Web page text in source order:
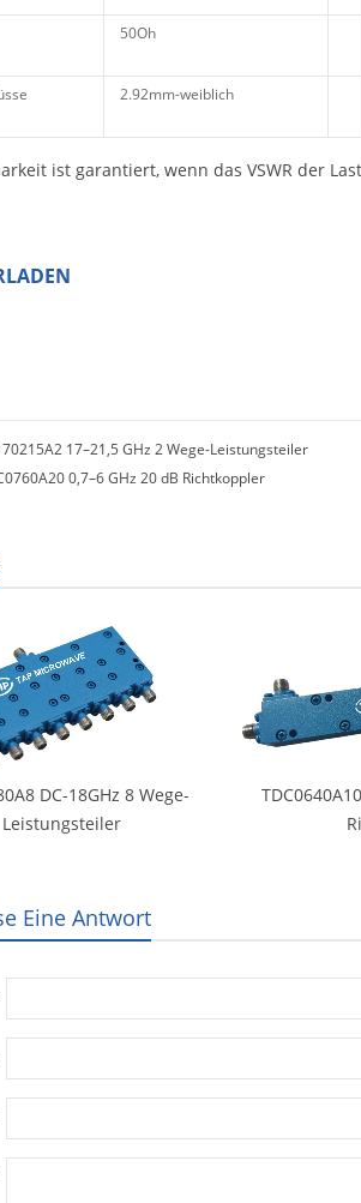
50Oh
2.92mm-weiblich
ist garantiert, wenn das VSWR der
17–21,5 GHz 2 Wege-Leistungsteiler
0,7–6 GHz 20 dB Richtkoppler
DC-18GHz 8 Wege-
Leistungsteiler
Eine Antwort